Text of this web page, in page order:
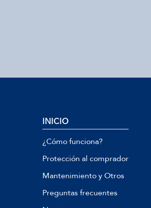
INICIO
¿Cómo funciona?
Protección al comprador
Mantenimiento y Otros
Preguntas frecuentes